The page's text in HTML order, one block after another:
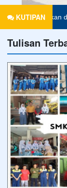
KUTIPANdirinya
Tulisan